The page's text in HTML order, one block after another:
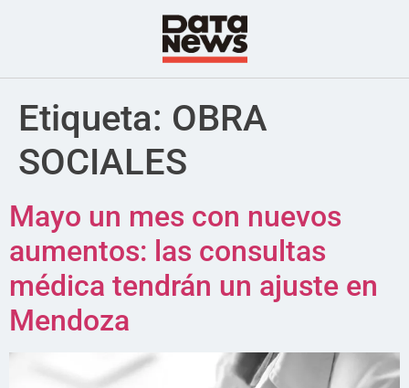
Etiqueta: OBRA
SOCIALES
Mayo un mes con nuevos
aumentos: las consultas
médica tendrán un ajuste en
Mendoza